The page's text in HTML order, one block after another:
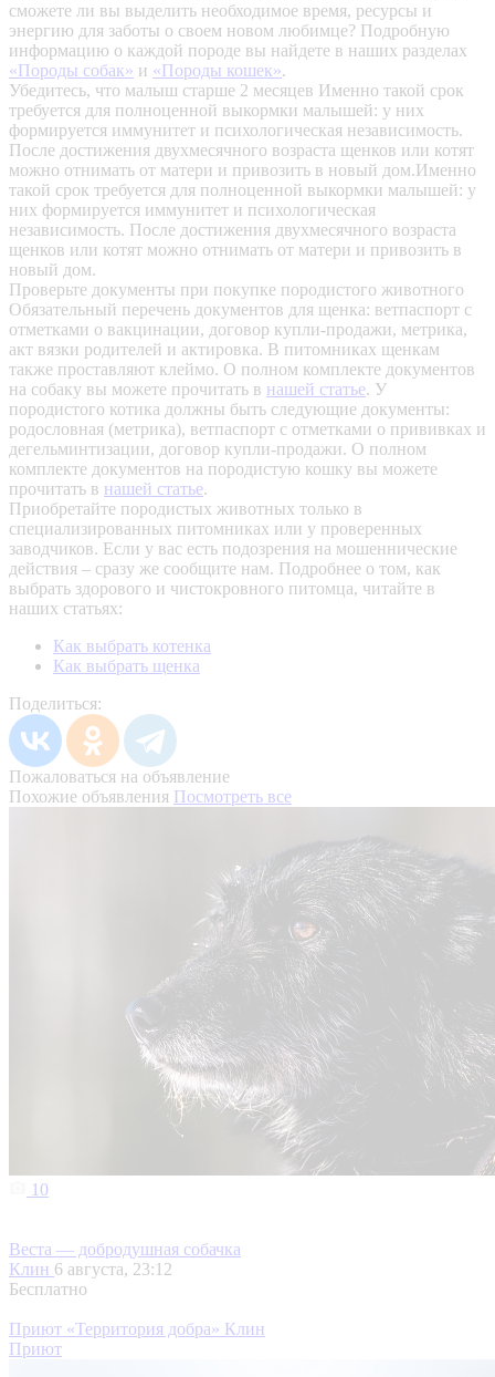
сможете ли вы выделить необходимое время, ресурсы и
энергию для заботы о своем новом любимце? Подробную
информацию о каждой породе вы найдете в наших разделах
«Породы собак» и «Породы кошек».
Убедитесь, что малыш старше 2 месяцев Именно такой срок
требуется для полноценной выкормки малышей: у них
формируется иммунитет и психологическая независимость.
После достижения двухмесячного возраста щенков или котят
можно отнимать от матери и привозить в новый дом.Именно
такой срок требуется для полноценной выкормки малышей: у
них формируется иммунитет и психологическая
независимость. После достижения двухмесячного возраста
щенков или котят можно отнимать от матери и привозить в
новый дом.
Проверьте документы при покупке породистого животного
Обязательный перечень документов для щенка: ветпаспорт с
отметками о вакцинации, договор купли-продажи, метрика,
акт вязки родителей и актировка. В питомниках щенкам
также проставляют клеймо. О полном комплекте документов
на собаку вы можете прочитать в нашей статье. У
породистого котика должны быть следующие документы:
родословная (метрика), ветпаспорт с отметками о прививках и
дегельминтизации, договор купли-продажи. О полном
комплекте документов на породистую кошку вы можете
прочитать в нашей статье.
Приобретайте породистых животных только в
специализированных питомниках или у проверенных
заводчиков. Если у вас есть подозрения на мошеннические
действия – сразу же сообщите нам. Подробнее о том, как
выбрать здорового и чистокровного питомца, читайте в
наших статьях:
Как выбрать котенка
Как выбрать щенка
Поделиться:
Пожаловаться на объявление
Похожие объявления Посмотреть все
10
Веста — добродушная собачка
Клин 6 августа, 23:12
Бесплатно
Приют «Территория добра» Клин
Приют